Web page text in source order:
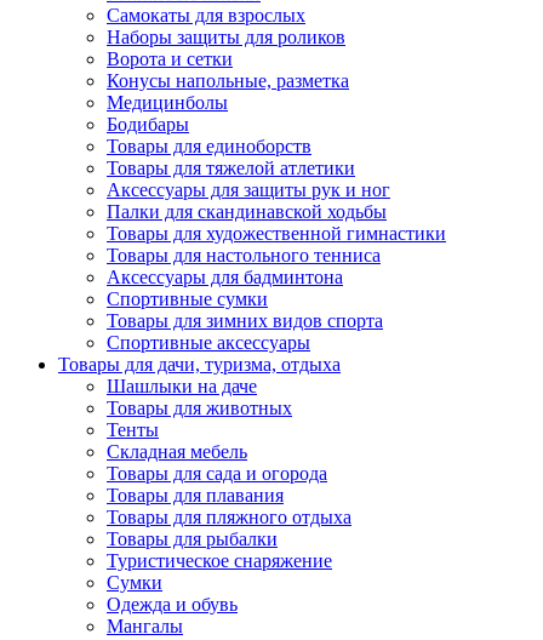
Самокаты для взрослых
Наборы защиты для роликов
Ворота и сетки
Конусы напольные, разметка
Медицинболы
Бодибары
Товары для единоборств
Товары для тяжелой атлетики
Аксессуары для защиты рук и ног
Палки для скандинавской ходьбы
Товары для художественной гимнастики
Товары для настольного тенниса
Аксессуары для бадминтона
Спортивные сумки
Товары для зимних видов спорта
Спортивные аксессуары
Товары для дачи, туризма, отдыха
Шашлыки на даче
Товары для животных
Тенты
Складная мебель
Товары для сада и огорода
Товары для плавания
Товары для пляжного отдыха
Товары для рыбалки
Туристическое снаряжение
Сумки
Одежда и обувь
Мангалы